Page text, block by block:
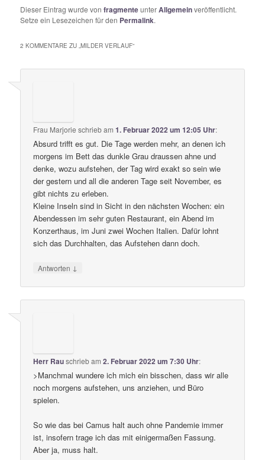
Dieser Eintrag wurde vonfragmenteunterAllgemeinveröffentlicht.
Setze ein Lesezeichen für den Permalink.
2 KOMMENTARE ZU „MILDER VERLAUF“
Frau Marjorie schriebam1. Februar 2022 um 12:05 Uhr:
Absurd trifft es gut. Die Tage werden mehr, an denen ich
morgens im Bett das dunkle Grau draussen ahne und
denke, wozu aufstehen, der Tag wird exakt so sein wie
der gestern und all die anderen Tage seit November, es
gibt nichts zu erleben.
Kleine Inseln sind in Sicht in den nächsten Wochen: ein
Abendessen im sehr guten Restaurant, ein Abend im
Konzerthaus, im Juni zwei Wochen Italien. Dafür lohnt
sich das Durchhalten, das Aufstehen dann doch.
Antworten ↓
Herr Rauschriebam2. Februar 2022 um 7:30 Uhr:
>Manchmal wundere ich mich ein bisschen, dass wir alle
noch morgens aufstehen, uns anziehen, und Büro
spielen.
So wie das bei Camus halt auch ohne Pandemie immer
ist, insofern trage ich das mit einigermaßen Fassung.
Aber ja, muss halt.